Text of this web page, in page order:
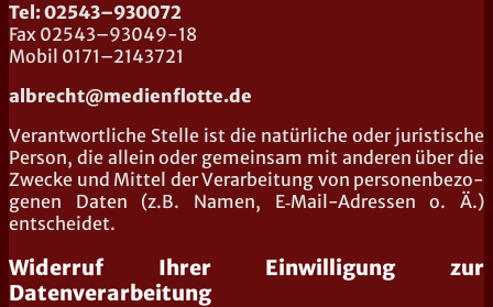
Tel: 02543–930072
Fax 02543–93049-18
Mobil 0171–2143721
albrecht@medienflotte.de
Ver­ant­wort­li­che Stel­le ist die natür­li­che oder juris­ti­sche
Per­son, die allein oder gemein­sam mit ande­ren über die
Zwe­cke und Mit­tel der Ver­ar­bei­tung von per­so­nen­be­zo­
ge­nen Daten (z.B. Namen, E‑Mail-Adres­sen o. Ä.)
entscheidet.
Widerruf Ihrer Einwilligung zur
Datenverarbeitung